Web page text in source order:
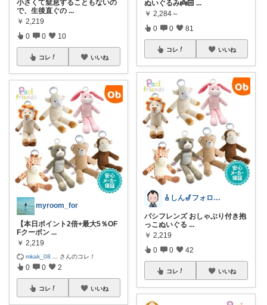
小さくて窒息することもないの
で、生後直ぐの ...
￥ 2,219
0 0 10
コレ いいね
myroom_for
【本日ポイント2倍+最大5％OF
Fクーポン ...
￥ 2,219
mkak_08 さんのコレ！
0 0 2
コレ いいね
ぬいぐるみ👼🏻 ...
￥ 2,284～
0 0 81
コレ いいね
🎸しん🎷フォロワーさんから購入💎
パシフレンズ おしゃぶり付き抱
っこぬいぐる ...
￥ 2,219
0 0 42
コレ いいね